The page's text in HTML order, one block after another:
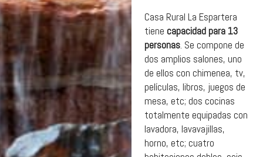
Casa Rural La Espartera
tiene capacidad para 13
personas. Se compone de
dos amplios salones, uno
de ellos con chimenea, tv,
películas, libros, juegos de
mesa, etc; dos cocinas
totalmente equipadas con
lavadora, lavavajillas,
horno, etc; cuatro